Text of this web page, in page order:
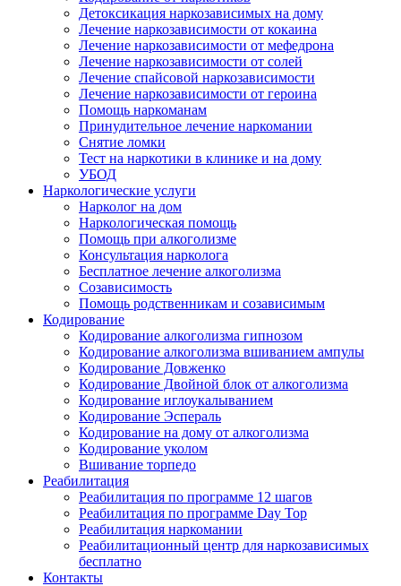
Детоксикация наркозависимых на дому
Лечение наркозависимости от кокаина
Лечение наркозависимости от мефедрона
Лечение наркозависимости от солей
Лечение спайсовой наркозависимости
Лечение наркозависимости от героина
Помощь наркоманам
Принудительное лечение наркомании
Снятие ломки
Тест на наркотики в клинике и на дому
УБОД
Наркологические услуги
Нарколог на дом
Наркологическая помощь
Помощь при алкоголизме
Консультация нарколога
Бесплатное лечение алкоголизма
Созависимость
Помощь родственникам и созависимым
Кодирование
Кодирование алкоголизма гипнозом
Кодирование алкоголизма вшиванием ампулы
Кодирование Довженко
Кодирование Двойной блок от алкоголизма
Кодирование иглоукалыванием
Кодирование Эспераль
Кодирование на дому от алкоголизма
Кодирование уколом
Вшивание торпедо
Реабилитация
Реабилитация по программе 12 шагов
Реабилитация по программе Day Top
Реабилитация наркомании
Реабилитационный центр для наркозависимых
бесплатно
Контакты